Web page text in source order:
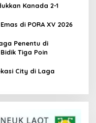
Kanada 2-1
di PORA XV 2026
Penentu di
Tiga Poin
City di Laga